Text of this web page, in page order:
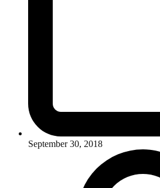
September 30, 2018